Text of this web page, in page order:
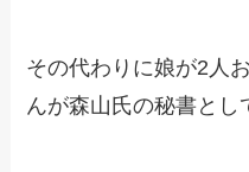
その代わりに娘が2人
んが森山氏の秘書とし